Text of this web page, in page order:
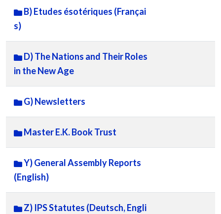
B) Etudes ésotériques (Françai
s)
D) The Nations and Their Roles
in the New Age
G) Newsletters
Master E.K. Book Trust
Y) General Assembly Reports
(English)
Z) IPS Statutes (Deutsch, Engli